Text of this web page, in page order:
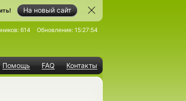
На новый сайт
Помощь FAQ Контакты
614 Обновление: 15:27:54